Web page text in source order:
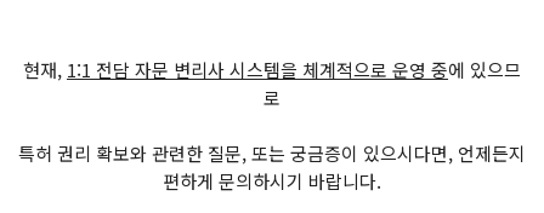
현재, 1:1 전담 자문 변리사 시스템을 체계적으로 운영 중에 있으므
로
특허 권리 확보와 관련한 질문, 또는 궁금증이 있으시다면, 언제든지
편하게 문의하시기 바랍니다.